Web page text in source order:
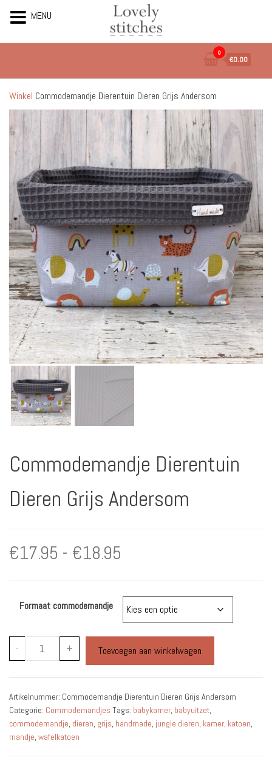
de
inhoud
0
€0.00
Winkel Commodemandje Dierentuin Dieren Grijs Andersom
Commodemandje Dierentuin
Dieren Grijs Andersom
€17.95 - €18.95
tot
€18.95
Formaat commodemandje
-
Commodemandje
Dierentuin
Andersom
aantal
+ Toevoegen aan winkelwagen
Artikelnummer: Commodemandje Dierentuin Dieren Grijs Andersom
Categorie: Commodemandjes Tags: babykamer babyuitzet
commodemandje dieren grijs handmade jungle dieren kamer katoen
mandje wafelkatoen
MENU